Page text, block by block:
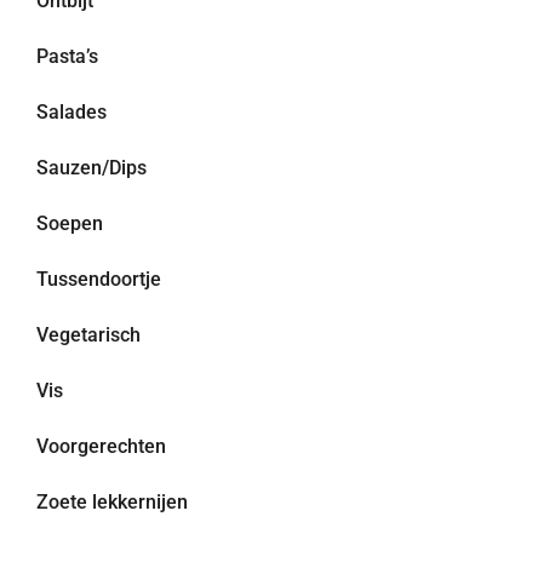
Pasta’s
Salades
Sauzen/Dips
Soepen
Tussendoortje
Vegetarisch
Vis
Voorgerechten
Zoete lekkernijen